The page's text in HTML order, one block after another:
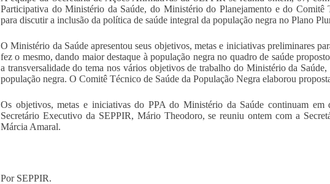
Participativa do Ministério da Saúde, do Ministério do Planejamento e do Comitê
para discutir a inclusão da política de saúde integral da população negra no Plano
O Ministério da Saúde apresentou seus objetivos, metas e iniciativas preliminares
fez o mesmo, dando maior destaque à população negra no quadro de saúde
a transversalidade do tema nos vários objetivos de trabalho do Ministério da
população negra. O Comitê Técnico de Saúde da População Negra elaborou
Os objetivos, metas e iniciativas do PPA do Ministério da Saúde continuam em
Secretário Executivo da SEPPIR, Mário Theodoro, se reuniu ontem com a
Márcia Amaral.
Por SEPPIR.